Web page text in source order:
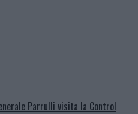
Parrulli visita la Control